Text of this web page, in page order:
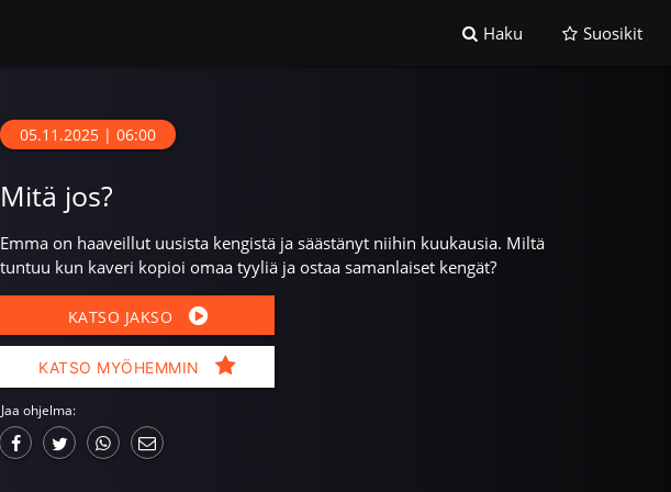
Haku Suosikit
05.11.2025 | 06:00
Mitä jos?
Emma on haaveillut uusista kengistä ja säästänyt niihin kuukausia. Miltä
tuntuu kun kaveri kopioi omaa tyyliä ja ostaa samanlaiset kengät?
KATSO JAKSO
KATSO MYÖHEMMIN
Jaa ohjelma: